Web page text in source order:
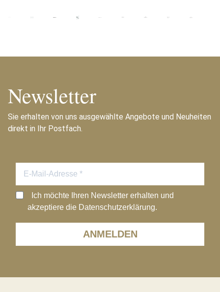
Newsletter
Sie erhalten von uns ausgewählte Angebote und Neuheiten
direkt in Ihr Postfach.
ANMELDEN
Ich möchte Ihren Newsletter erhalten und
akzeptiere die Datenschutzerklärung.